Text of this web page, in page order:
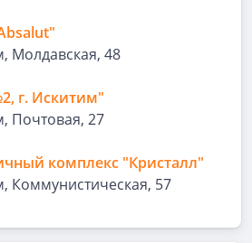
Молдавская, 48
г. Искитим"
Почтовая, 27
комплекс "Кристалл"
Коммунистическая, 57